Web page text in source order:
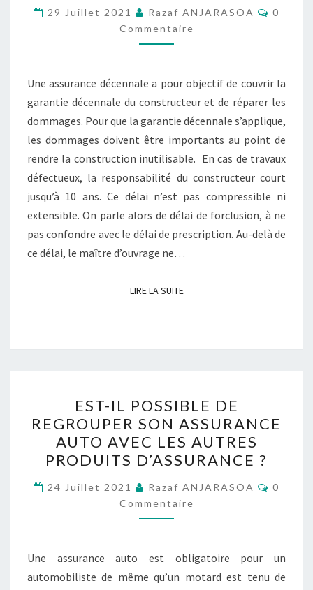
DÉCENNALE
DANS
LE
DE
LA
CONSTRUCTION
?
29 Juillet 2021 Razaf ANJARASOA
0
Commentaire
Une assurance décennale a pour objectif de couvrir la
garantie décennale du constructeur et de réparer les
dommages. Pour que la garantie décennale s’applique,
les dommages doivent être importants au point de
rendre la construction inutilisable. En cas de travaux
défectueux, la responsabilité du constructeur court
jusqu’à 10 ans. Ce délai n’est pas compressible ni
extensible. On parle alors de délai de forclusion, à ne
pas confondre avec le délai de prescription. Au-delà de
ce délai, le maître d’ouvrage ne…
LIRE LA SUITELIRE LA SUITE
IL
POSSIBLE
DE
REGROUPER
SON
ASSURANCE
AUTO
LES
AUTRES
EST-IL POSSIBLE DE
REGROUPER SON ASSURANCE
AUTO AVEC LES AUTRES
PRODUITS D’ASSURANCE ?
24 Juillet 2021 Razaf ANJARASOA
0
Commentaire
Une assurance auto est obligatoire pour un
automobiliste de même qu’un motard est tenu de